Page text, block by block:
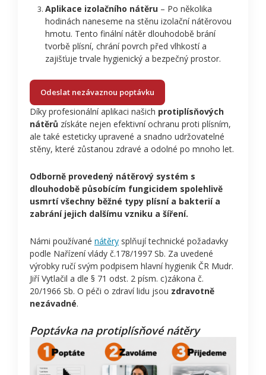
Aplikace izolačního nátěru– Po několika
hodinách naneseme na stěnu izolační nátěrovou
hmotu. Tento finální nátěr dlouhodobě brání
tvorbě plísní, chrání povrch před vlhkostí a
zajišťuje trvale hygienický a bezpečný prostor.
Odeslat nezávaznou poptávku
Díky profesionální aplikaci našich protiplísňových
nátěrů získáte nejen efektivní ochranu proti plísním,
ale také esteticky upravené a snadno udržovatelné
stěny, které zůstanou zdravé a odolné po mnoho let.
Odborně provedený nátěrový systém s
dlouhodobě působícím fungicidem spolehlivě
usmrtí všechny běžné typy plísní a bakterií a
zabrání jejich dalšímu vzniku a šíření.
Námi používané nátěry splňují technické požadavky
podle Nařízení vlády č.178/1997 Sb. Za uvedené
výrobky ručí svým podpisem hlavní hygienik ČR Mudr.
Jiří Vytlačil a dle § 71 odst. 2 písm. c)zákona č.
20/1966 Sb. O péči o zdraví lidu jsou zdravotně
nezávadné.
Poptávka na protiplísňové nátěry